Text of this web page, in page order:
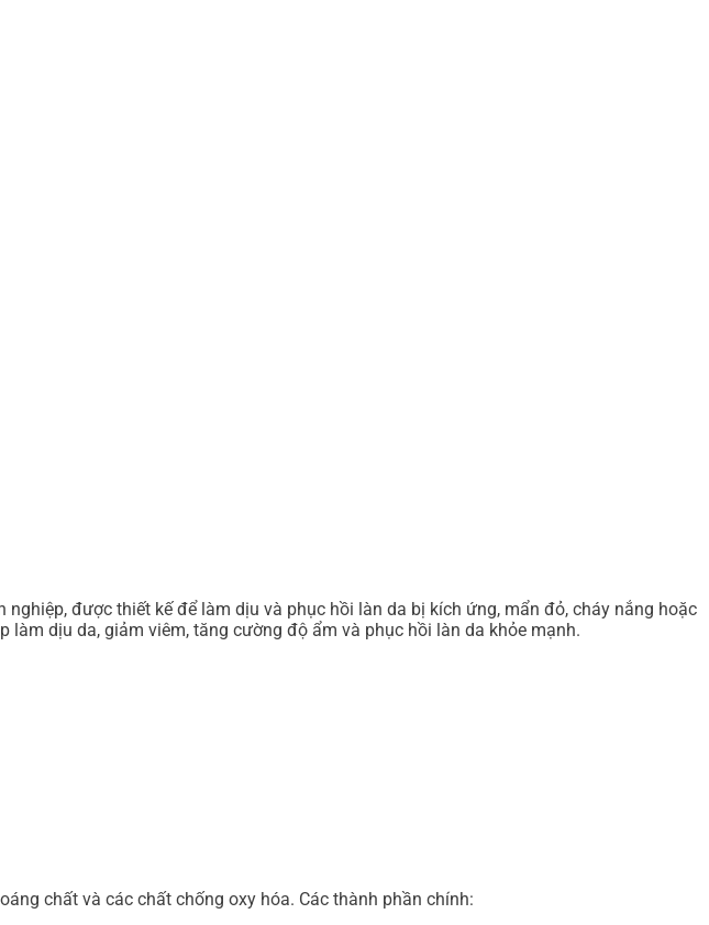
được thiết kế để làm dịu và phục hồi làn da bị kích ứng, mẩn đỏ, cháy nắng hoặc
dịu da, giảm viêm, tăng cường độ ẩm và phục hồi làn da khỏe mạnh.
chất và các chất chống oxy hóa. Các thành phần chính: